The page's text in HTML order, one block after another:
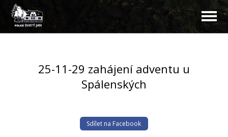
25-11-29 zahájení adventu u
Spálenských
Sdílet na Facebook